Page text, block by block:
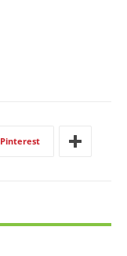
Pinterest